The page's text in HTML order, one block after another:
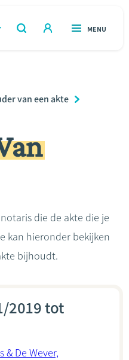
OPEN
ZOEKEN
OPEN
MENU
van een akte
die de akte die je
kan hieronder bekijken
bijhoudt.
2019 tot
& De Wever,